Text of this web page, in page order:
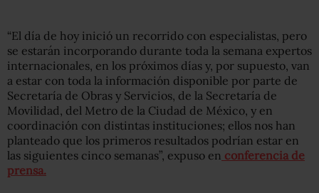
“El día de hoy inició un recorrido con especialistas, pero
se estarán incorporando durante toda la semana expertos
internacionales, en los próximos días y, por supuesto, van
a estar con toda la información disponible por parte de
Secretaría de Obras y Servicios, de la Secretaría de
Movilidad, del Metro de la Ciudad de México, y en
coordinación con distintas instituciones; ellos nos han
planteado que los primeros resultados podrían estar en
las siguientes cinco semanas”, expuso en conferencia de
prensa.